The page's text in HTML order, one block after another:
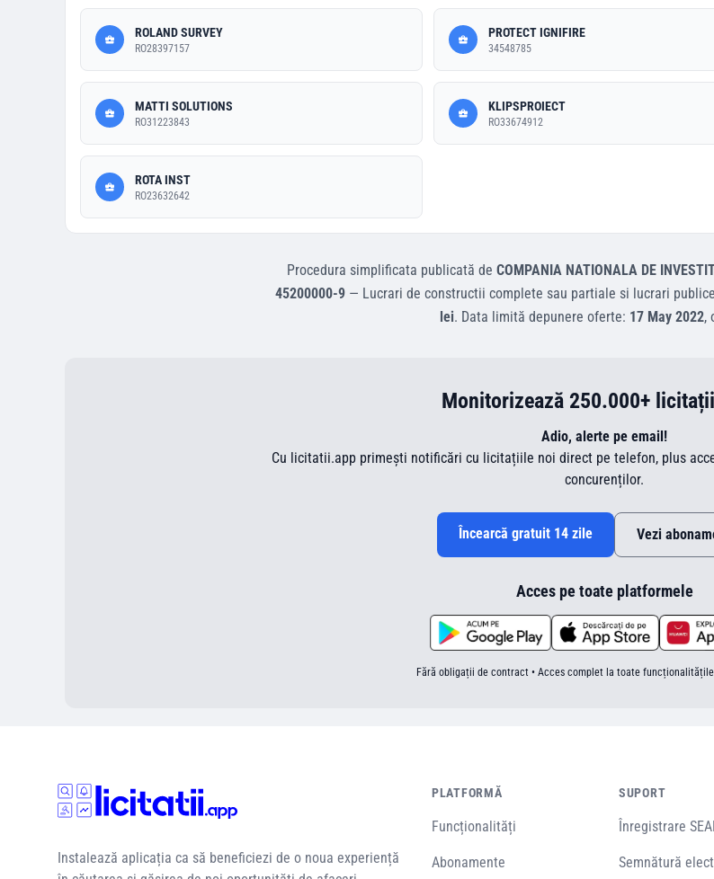
ROLAND SURVEY
RO28397157
PROTECT IGNIFIRE
34548785
MATTI SOLUTIONS
RO31223843
KLIPSPROIECT
RO33674912
ROTA INST
RO23632642
Procedura simplificata publicată de COMPANIA NATIONALA DE
45200000-9 — Lucrari de constructii complete sau partiale si lucrari
lei. Data limită depunere oferte: 17 May 2022,
Monitorizează 250.000+
Adio, alerte pe email!
Cu licitatii.app primești notificări cu licitațiile noi direct pe telefon, plus
concurenților.
Încearcă gratuit 14 zile Vezi
Acces pe toate platformele
Fără obligații de contract • Acces complet la toate
Instalează aplicația ca să beneficiezi de o noua experiență
PLATFORMĂ
Funcționalități
Abonamente
SUPORT
Înregistrare
Semnătură